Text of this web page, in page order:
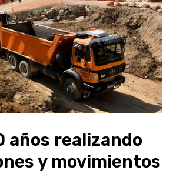
años realizando
y movimientos